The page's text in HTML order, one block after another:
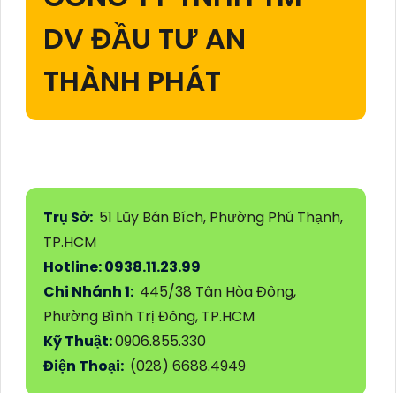
DV ĐẦU TƯ AN
THÀNH PHÁT
Trụ Sở: 51 Lũy Bán Bích, Phường Phú Thạnh,
TP.HCM
Hotline: 0938.11.23.99
Chi Nhánh 1: 445/38 Tân Hòa Đông,
Phường Bình Trị Đông, TP.HCM
Kỹ Thuật:0906.855.330
Điện Thoại: (028) 6688.4949